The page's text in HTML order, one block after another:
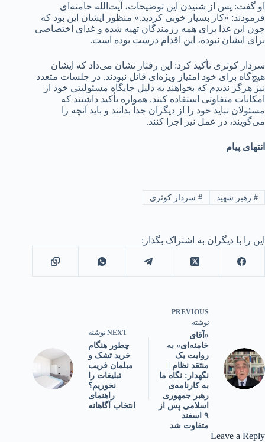
او گفت: پس از شنیدن این توضیحات، آیت‌الله خامنه‌ای
فرمودند: «کار بسیار خوبی کردید.» منظور ایشان این بود که
چون این غذا برای همه رزمندگان تهیه شده و غذای اختصاصی
برای ایشان نبوده، این اقدام درست بوده است.
سردار کوثری تأکید کرد: این رفتار نشان می‌داد که ایشان
هیچ‌گاه برای خود امتیاز ویژه‌ای قائل نبودند. در جلسات متعدد
نیز هرگز ندیدم که بخواهند به دلیل جایگاه مسئولیتی خود از
امکانات متفاوتی استفاده کنند. همواره تأکید داشتند که
مسئولان نباید خود را از دیگران جدا بدانند و باید آنچه را
می‌گویند، در عمل نیز اجرا کنند.
انتهای پیام
#رهبر شهید #سردار کوثری
این را با دیگران به اشتراک بگذار:
PREVIOUS
نوشته
«آقای
خامنه‌ای» به
روایت یک
منتقد نظام |
نگهدار: نگاه ما
به کارنامه‌ی
رهبر جمهوری
اسلامی پس‌ از
۹ اسفند
متفاوت شد
NEXT نوشته
چطور هنگام
خرید تشک و
مبلمان فریب
تبلیغات را
نخوریم؟
راهنمای
انتخاب آگاهانه
Leave a Reply